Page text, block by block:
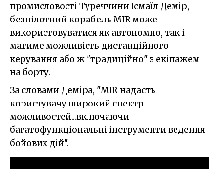
промисловості Туреччини Ісмаїл Демір,
безпілотний корабель MIR може
використовуватися як автономно, так і
матиме можливість дистанційного
керування або ж "традиційно" з екіпажем
на борту.
За словами Деміра, "MIR надасть
користувачу широкий спектр
можливостей...включаючи
багатофункціональні інструменти ведення
бойових дій".